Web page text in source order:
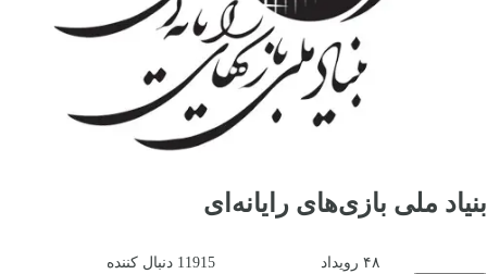
بنیاد ملی بازی‌های رایانه‌ای
۴۸ رویداد 11915 دنبال کننده